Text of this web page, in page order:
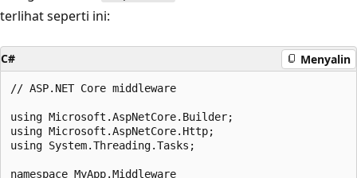
terlihat seperti ini:
C# Menyalin
// ASP.NET Core middleware
using Microsoft.AspNetCore.Builder;
using Microsoft.AspNetCore.Http;
using System.Threading.Tasks;
namespace MyApp.Middleware